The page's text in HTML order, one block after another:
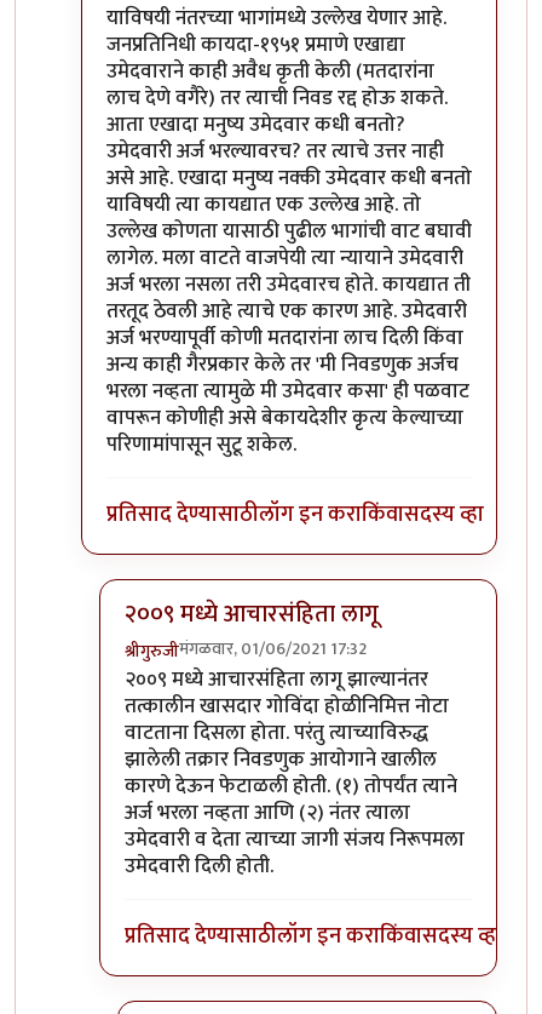
याविषयी नंतरच्या भागांमध्ये उल्लेख येणार आहे.
जनप्रतिनिधी कायदा-१९५१ प्रमाणे एखाद्या
उमेदवाराने काही अवैध कृती केली (मतदारांना
लाच देणे वगैरे) तर त्याची निवड रद्द होऊ शकते.
आता एखादा मनुष्य उमेदवार कधी बनतो?
उमेदवारी अर्ज भरल्यावरच? तर त्याचे उत्तर नाही
असे आहे. एखादा मनुष्य नक्की उमेदवार कधी बनतो
याविषयी त्या कायद्यात एक उल्लेख आहे. तो
उल्लेख कोणता यासाठी पुढील भागांची वाट बघावी
लागेल. मला वाटते वाजपेयी त्या न्यायाने उमेदवारी
अर्ज भरला नसला तरी उमेदवारच होते. कायद्यात ती
तरतूद ठेवली आहे त्याचे एक कारण आहे. उमेदवारी
अर्ज भरण्यापूर्वी कोणी मतदारांना लाच दिली किंवा
अन्य काही गैरप्रकार केले तर 'मी निवडणुक अर्जच
भरला नव्हता त्यामुळे मी उमेदवार कसा' ही पळवाट
वापरून कोणीही असे बेकायदेशीर कृत्य केल्याच्या
परिणामांपासून सुटू शकेल.
प्रतिसाद देण्यासाठीलॉग इन कराकिंवासदस्य व्हा
२००९ मध्ये आचारसंहिता लागू
श्रीगुरुजीमंगळवार, 01/06/2021 17:32
In reply toजनप्रतिनिधी कायदा-१९५१by
२००९ मध्ये आचारसंहिता लागू झाल्यानंतर
तत्कालीन खासदार गोविंदा होळीनिमित्त नोटा
वाटताना दिसला होता. परंतु त्याच्याविरुद्ध
झालेली तक्रार निवडणुक आयोगाने खालील
कारणे देऊन फेटाळली होती. (१) तोपर्यंत त्याने
अर्ज भरला नव्हता आणि (२) नंतर त्याला
उमेदवारी व देता त्याच्या जागी संजय निरूपमला
उमेदवारी दिली होती.
प्रतिसाद देण्यासाठीलॉग इन कराकिंवासदस्य व्हा